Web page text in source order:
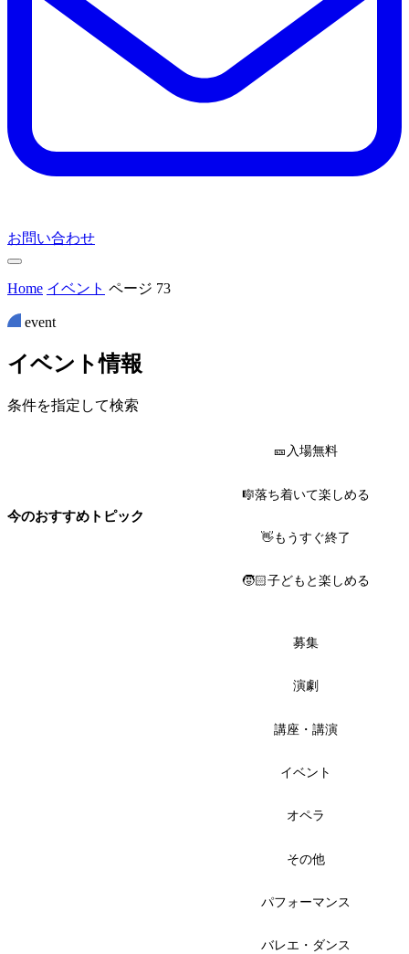
お問い合わせ
Home イベント ページ 73
event
イベン ト情報
条件を指定して検索
今のおすすめトピック
🎫入場無料
🎼落ち着いて楽しめる
👋もうすぐ終了
🧒🏻子どもと楽しめる
募集
演劇
講座・講演
イベント
オペラ
その他
パフォーマンス
バレエ・ダンス